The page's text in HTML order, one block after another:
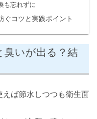
も忘れずに
ぐコツと実践ポイント
臭いが出る？結
えば節水しつつも衛生面